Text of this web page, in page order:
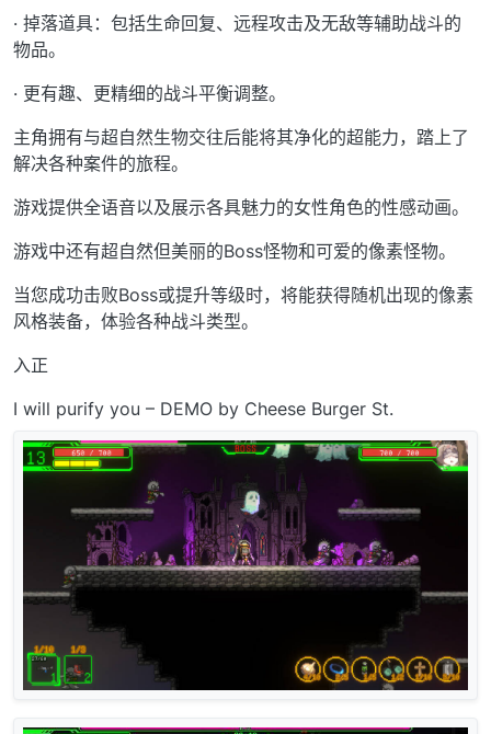
· 掉落道具：包括生命回复、远程攻击及无敌等辅助战斗的
物品。
· 更有趣、更精细的战斗平衡调整。
主角拥有与超自然生物交往后能将其净化的超能力，踏上了
解决各种案件的旅程。
游戏提供全语音以及展示各具魅力的女性角色的性感动画。
游戏中还有超自然但美丽的Boss怪物和可爱的像素怪物。
当您成功击败Boss或提升等级时，将能获得随机出现的像素
风格装备，体验各种战斗类型。
入正
I will purify you – DEMO by Cheese Burger St.